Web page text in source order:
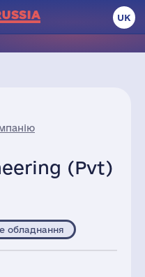
UK
(Pvt)
обладнання